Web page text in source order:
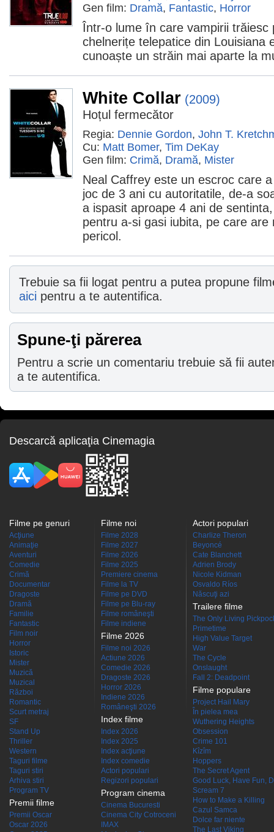
Gen film: Dramă, Fantastic, Horror
Într-o lume în care vampirii trăiesc
chelnerițe telepatice din Louisiana
cunoaște un străin mai aparte la
White Collar (2009)
Hoțul fermecător
Regia: Dennie Gordon, John T.
Cu: Matt Bomer, Tim DeKay
Gen film: Crimă, Dramă, Mister
Neal Caffrey este un escroc care
joc de 3 ani cu autoritatile, de-a
a ispasit aproape 4 ani de
pentru a-si gasi iubita, pe care are
pericol.
Trebuie sa fii logat pentru a putea propune
aici pentru a te autentifica.
Spune-ţi părerea
Pentru a scrie un comentariu trebuie să fii
a te autentifica.
Descarcă aplicaţia Cinemagia
Filme pe genuri
Acţiune
Animaţie
Aventuri
Comedie
Crimă
Documentar
Dragoste
Dramă
Familie
Fantastic
Film noir
Horror
Istoric
Mister
Muzică
Muzical
Război
Romantic
Scurt metraj
SF
Stand Up
Thriller
Western
Taguri filme
Taguri stiri
Arhiva stiri
Program TV
Premii filme
Premii Oscar
Oscar 2026
Filme noi
Filme 2028
Filme 2027
Filme 2026
Filme 2025
Premiere cinema
Filme la TV
Filme pe DVD
Filme pe Blu-ray
Filme româneşti
Filme indiene
Filme 2026
Filme noi 2026
Actiune 2026
Comedie 2026
Dragoste 2026
Horror 2026
Indiene 2026
Româneşti 2026
Index filme
Index 2026
Index 2025
Index acţiune
Index comedie
Actori populari
Regizori populari
Program cinema
Cinema Bucuresti
Cinema City Cotroceni
IMAX
Actori populari
Charlize Theron
Beyoncé
Cate Blanchett
Adrien Brody
Nicole Kidman
Osvaldo Ríos
Născuţi azi
Trailere filme
The Only Living
Primetime
High Value Target
War
The Cycle
Onslaught
Fall 2: Deadpoint
Filme populare
Project Hail Mary
În pielea mea
Wuthering Heights
Obsession
Crime 101
Kîzîm
Hoppers
The Secret Agent
Good Luck, Have Fun,
Scream 7
How to Make a Killing
Cazul Samca
Dolce far niente
The Last Viking